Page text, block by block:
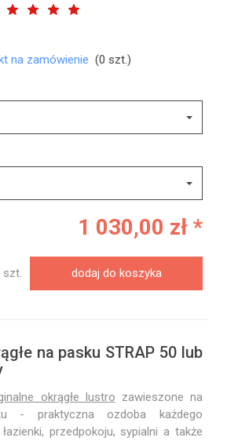
na zamówienie (0 szt.)
1 030,00 zł *
szt. dodaj do koszyka
na pasku STRAP 50 lub
okrągłe lustro zawieszone na
- praktyczna ozdoba każdego
przedpokoju, sypialni a także